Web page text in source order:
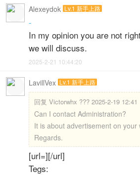
Alexeydok Lv.1 新手上路
-
In my opinion you are not
we will discuss.
2025-2-21 10:44:20
LavillVex Lv.1 新手上路
回复 Victorwhx ??? 2025-2-19 12:41
Can I contact Administration?
It is about advertisement on your
Regards.
[url=][/url]
Tegs: